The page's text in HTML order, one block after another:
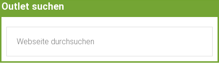
Outlet suchen